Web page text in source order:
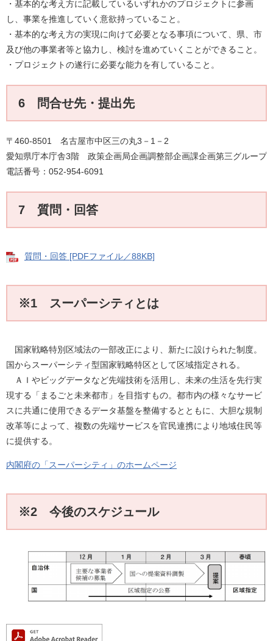
・基本的な考え方に記載しているいずれかのプロジェクトに参画
し、事業を推進していく意欲持っていること。
・基本的な考え方の実現に向けて必要となる事項について、県、市
及び他の事業者等と協力し、検討を進めていくことができること。
・プロジェクトの遂行に必要な能力を有していること。
6 問合せ先・提出先
〒460-8501 名古屋市中区三の丸3－1－2
愛知県庁本庁舎3階 政策企画局企画調整部企画課企画第三グループ
電話番号：052-954-6091
7 質問・回答
質問・回答 [PDFファイル／88KB]
※1 スーパーシティとは
国家戦略特別区域法の一部改正により、新たに設けられた制度。
国からスーパーシティ型国家戦略特区として区域指定される。
ＡＩやビッグデータなど先端技術を活用し、未来の生活を先行実
現する「まるごと未来都市」を目指すもの。都市内の様々なサービ
スに共通に使用できるデータ基盤を整備するとともに、大胆な規制
改革等によって、複数の先端サービスを官民連携により地域住民等
に提供する。
内閣府の「スーパーシティ」のホームページ
※2 今後のスケジュール